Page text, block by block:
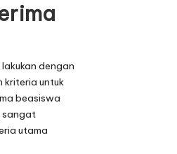
dengan
kriteria untuk
beasiswa
sangat
utama